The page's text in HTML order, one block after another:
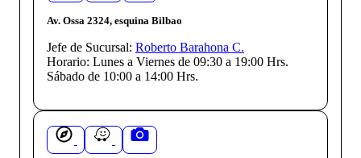
Av. Ossa 2324, esquina Bilbao
Jefe de Sucursal: Roberto Barahona C.
Horario: Lunes a Viernes de 09:30 a 19:00 Hrs.
Sábado de 10:00 a 14:00 Hrs.